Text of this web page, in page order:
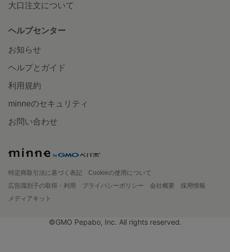
大口注文について
ヘルプセンター
お知らせ
ヘルプとガイド
利用規約
minneのセキュリティ
お問い合わせ
特定商取引法に基づく表記
Cookieの使用について
広告識別子の取得・利用
プライバシーポリシー 会社概要
採用情報
メディアキット
©GMO Pepabo, Inc. All rights reserved.